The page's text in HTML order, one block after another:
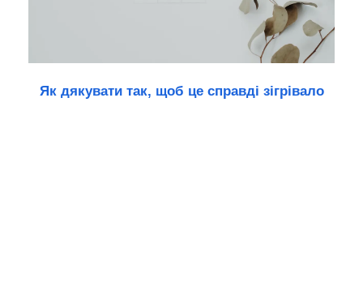
Як дякувати так, щоб це справді зігрівало